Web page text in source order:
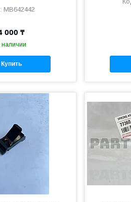
MB642442
000 ₸
наличии
Купить